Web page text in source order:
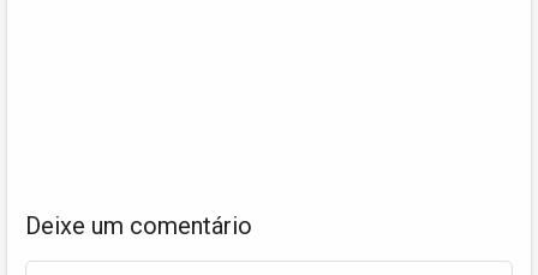
Deixe um comentário